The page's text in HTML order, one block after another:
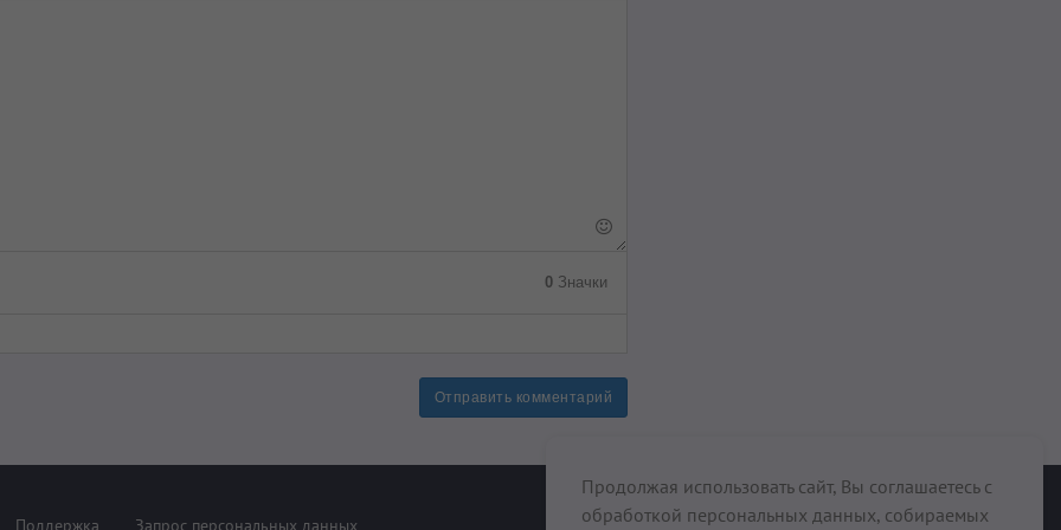
0 Значки
Отправить комментарий
Продолжая использовать сайт, Вы соглашаетесь с
обработкой персональных данных, собираемых